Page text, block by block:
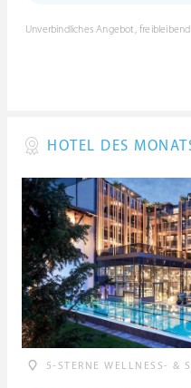
Unverbindliches Angebot,
HOTEL DES
5-STERNE WELLNESS- &